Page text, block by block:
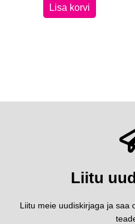
Lisa korvi
Liitu
Liitu meie uudiskirjaga ja saa